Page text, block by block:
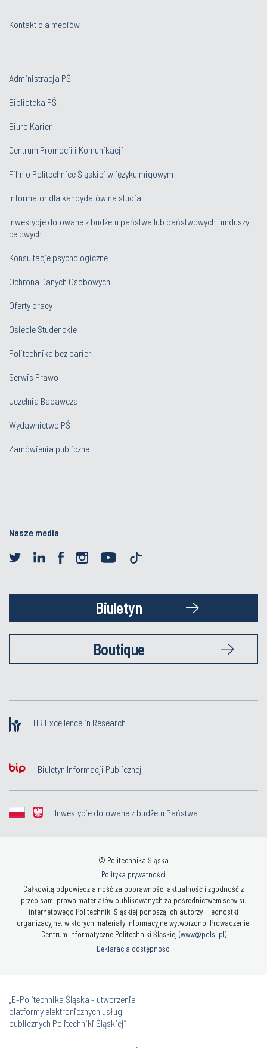
Kontakt dla mediów
Administracja PŚ
Biblioteka PŚ
Biuro Karier
Centrum Promocji i Komunikacji
Film o Politechnice Śląskiej w języku migowym
Informator dla kandydatów na studia
Inwestycje dotowane z budżetu państwa lub państwowych funduszy
celowych
Konsultacje psychologiczne
Ochrona Danych Osobowych
Oferty pracy
Osiedle Studenckie
Politechnika bez barier
Serwis Prawo
Uczelnia Badawcza
Wydawnictwo PŚ
Zamówienia publiczne
Nasze media
Biuletyn
Boutique
HR Excellence in Research
Biuletyn Informacji Publicznej
Inwestycje dotowane z budżetu Państwa
© Politechnika Śląska
Polityka prywatności
Całkowitą odpowiedzialność za poprawność, aktualność i zgodność z
przepisami prawa materiałów publikowanych za pośrednictwem serwisu
internetowego Politechniki Śląskiej ponoszą ich autorzy - jednostki
organizacyjne, w których materiały informacyjne wytworzono. Prowadzenie:
Centrum Informatyczne Politechniki Śląskiej (www@polsl.pl)
Deklaracja dostępności
„E-Politechnika Śląska - utworzenie
platformy elektronicznych usług
publicznych Politechniki Śląskiej”